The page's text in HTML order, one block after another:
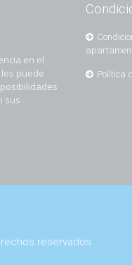
en el
puede
sus
Política
reservados